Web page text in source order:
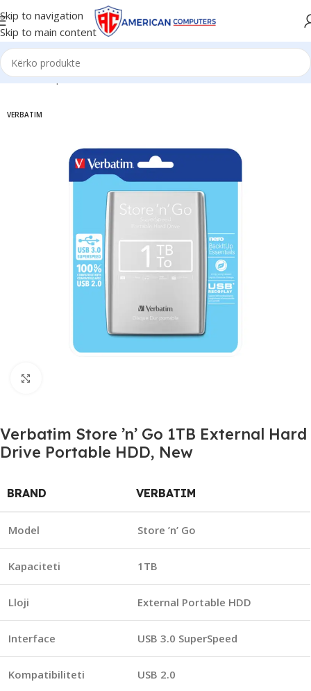
Skip to navigation
Skip to main content
Kreu/Komponent PC/HDD
VERBATIM
Verbatim Store ’n’ Go 1TB External Hard
Drive Portable HDD, New
BRAND VERBATIM
Model Store ’n’ Go
Kapaciteti 1TB
Lloji External Portable HDD
Interface USB 3.0 SuperSpeed
Kompatibiliteti USB 2.0